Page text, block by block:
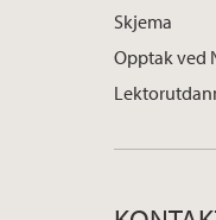
Skjema
Opptak ved